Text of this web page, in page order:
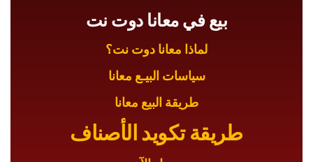
بيع في معانا دوت نت
لماذا معانا دوت نت؟
سياسات البيـع معانا
طريقة البيع معانا
طريقة تكويد الأصناف